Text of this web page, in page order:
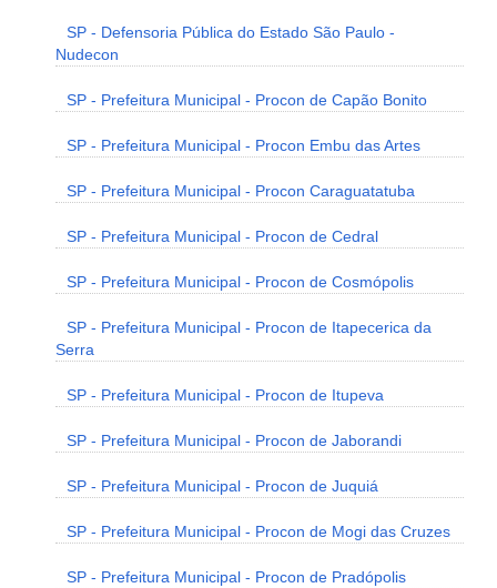
SP - Defensoria Pública do Estado São Paulo -
Nudecon
SP - Prefeitura Municipal - Procon de Capão Bonito
SP - Prefeitura Municipal - Procon Embu das Artes
SP - Prefeitura Municipal - Procon Caraguatatuba
SP - Prefeitura Municipal - Procon de Cedral
SP - Prefeitura Municipal - Procon de Cosmópolis
SP - Prefeitura Municipal - Procon de Itapecerica da
Serra
SP - Prefeitura Municipal - Procon de Itupeva
SP - Prefeitura Municipal - Procon de Jaborandi
SP - Prefeitura Municipal - Procon de Juquiá
SP - Prefeitura Municipal - Procon de Mogi das Cruzes
SP - Prefeitura Municipal - Procon de Pradópolis